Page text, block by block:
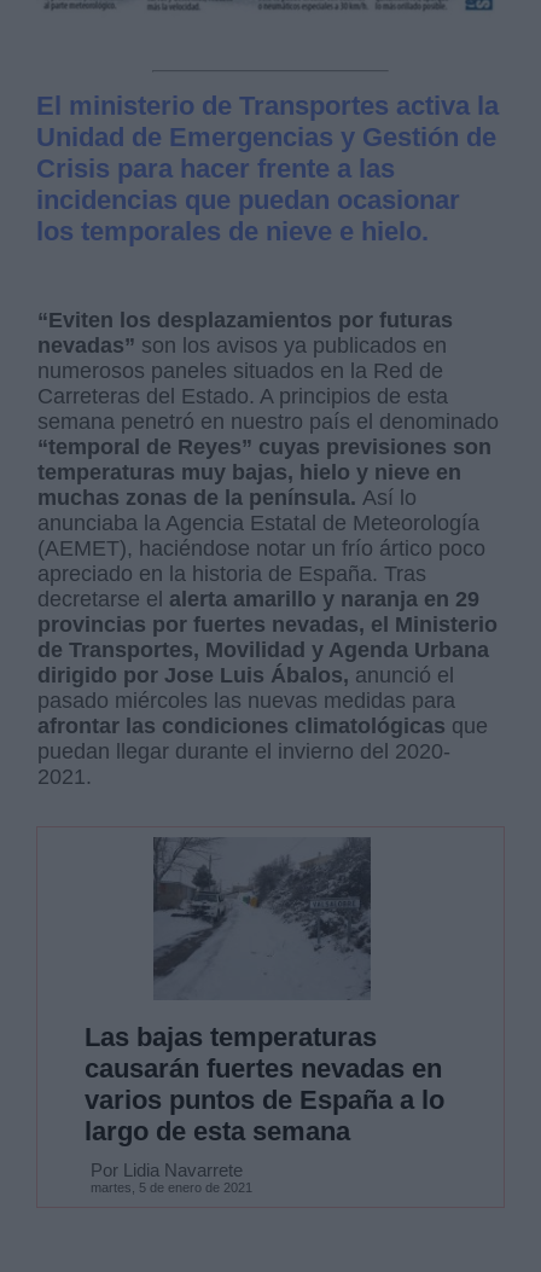
El ministerio de Transportes activa la
Unidad de Emergencias y Gestión de
Crisis para hacer frente a las
incidencias que puedan ocasionar
los temporales de nieve e hielo.
“Eviten los desplazamientos por futuras
nevadas” son los avisos ya publicados en
numerosos paneles situados en la Red de
Carreteras del Estado. A principios de esta
semana penetró en nuestro país el denominado
“temporal de Reyes” cuyas previsiones son
temperaturas muy bajas, hielo y nieve en
muchas zonas de la península.Así lo
anunciaba la Agencia Estatal de Meteorología
(AEMET), haciéndose notar un frío ártico poco
apreciado en la historia de España. Tras
decretarse el alerta amarillo y naranja en 29
provincias por fuertes nevadas, el Ministerio
de Transportes, Movilidad y Agenda Urbana
dirigido por Jose Luis Ábalos, anunció el
pasado miércoles las nuevas medidas para
afrontar las condiciones climatológicas que
puedan llegar durante el invierno del 2020-
2021.
Las bajas temperaturas
causarán fuertes nevadas en
varios puntos de España a lo
largo de esta semana
Por Lidia Navarrete
martes, 5 de enero de 2021